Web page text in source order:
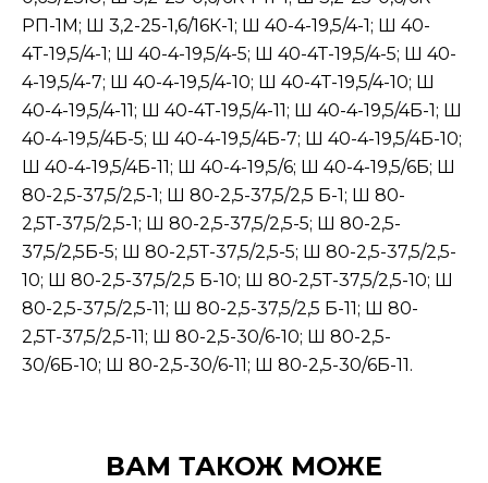
РП-1М; Ш 3,2-25-1,6/16К-1; Ш 40-4-19,5/4-1; Ш 40-
4Т-19,5/4-1; Ш 40-4-19,5/4-5; Ш 40-4Т-19,5/4-5; Ш 40-
4-19,5/4-7; Ш 40-4-19,5/4-10; Ш 40-4Т-19,5/4-10; Ш
40-4-19,5/4-11; Ш 40-4Т-19,5/4-11; Ш 40-4-19,5/4Б-1; Ш
40-4-19,5/4Б-5; Ш 40-4-19,5/4Б-7; Ш 40-4-19,5/4Б-10;
Ш 40-4-19,5/4Б-11; Ш 40-4-19,5/6; Ш 40-4-19,5/6Б; Ш
80-2,5-37,5/2,5-1; Ш 80-2,5-37,5/2,5 Б-1; Ш 80-
2,5Т-37,5/2,5-1; Ш 80-2,5-37,5/2,5-5; Ш 80-2,5-
37,5/2,5Б-5; Ш 80-2,5Т-37,5/2,5-5; Ш 80-2,5-37,5/2,5-
10; Ш 80-2,5-37,5/2,5 Б-10; Ш 80-2,5Т-37,5/2,5-10; Ш
80-2,5-37,5/2,5-11; Ш 80-2,5-37,5/2,5 Б-11; Ш 80-
2,5Т-37,5/2,5-11; Ш 80-2,5-30/6-10; Ш 80-2,5-
30/6Б-10; Ш 80-2,5-30/6-11; Ш 80-2,5-30/6Б-11.
ВАМ ТАКОЖ МОЖЕ